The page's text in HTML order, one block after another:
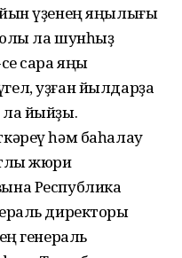
үҙенең яңылығы
ла шунһыҙ
сара яңы
уҙған йылдарҙа
йыйҙы.
һәм баһалау
жюри
Республика
директоры
генераль